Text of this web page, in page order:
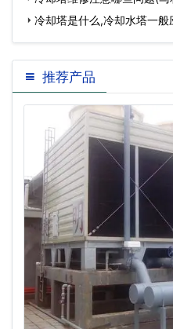
冷却塔是什么,冷却水塔一
推荐产品